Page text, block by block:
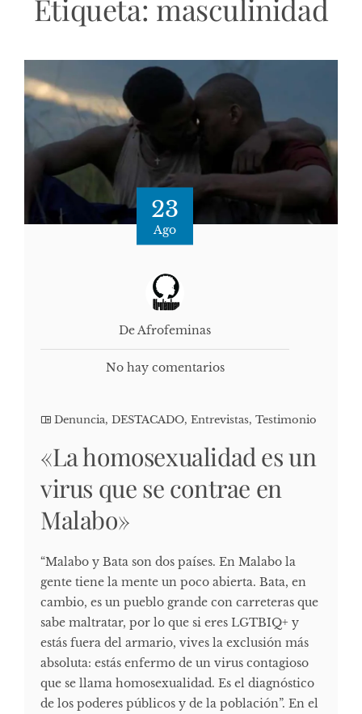
Etiqueta: masculinidad
23
Ago
De Afrofeminas
No hay comentarios
Denuncia, DESTACADO, Entrevistas, Testimonio
«La homosexualidad es un
virus que se contrae en
Malabo»
“Malabo y Bata son dos países. En Malabo la
gente tiene la mente un poco abierta. Bata, en
cambio, es un pueblo grande con carreteras que
sabe maltratar, por lo que si eres LGTBIQ+ y
estás fuera del armario, vives la exclusión más
absoluta: estás enfermo de un virus contagioso
que se llama homosexualidad. Es el diagnóstico
de los poderes públicos y de la población”. En el